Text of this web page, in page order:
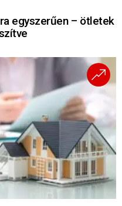
egyszerűen – ötletek